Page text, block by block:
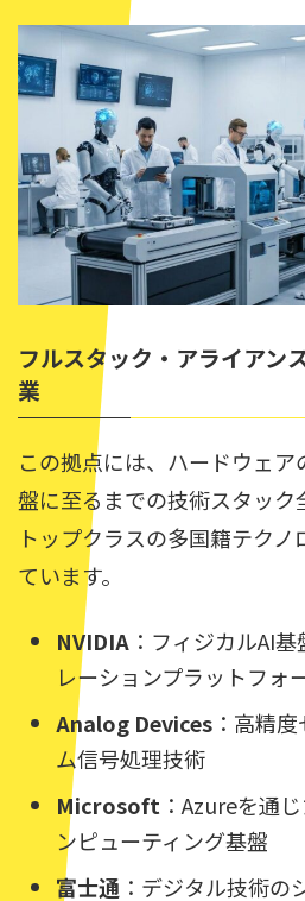
フルスタック・アライアン
業
この拠点には、ハードウェ
盤に至るまでの技術スタッ
トップクラスの多国籍テク
ています。
NVIDIA ：フィジカルAI
レーションプラットフォ
Analog Devices ：高精
ム信号処理技術
Microsoft ：Azureを通
ンピューティング基盤
富士通 ：デジタル技術の